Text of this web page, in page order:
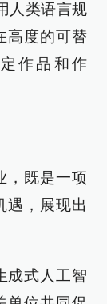
人类语言规
高度的可替
作品和作
，既是一项
遇，展现出
成式人工智